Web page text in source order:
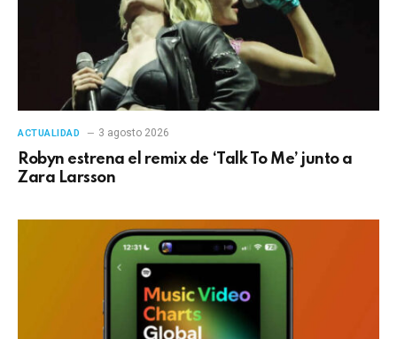
ACTUALIDAD 3 agosto 2026
Robyn estrena el remix de ‘Talk To Me’ junto a
Zara Larsson